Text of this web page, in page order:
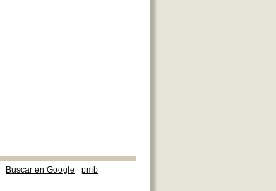
Buscar en Google pmb